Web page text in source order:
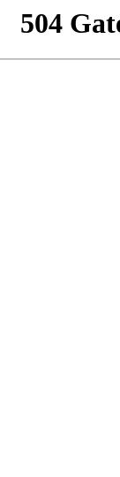
504